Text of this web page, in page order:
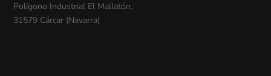
Polígono Industrial El Mallatón.
31579 Cárcar (Navarra)